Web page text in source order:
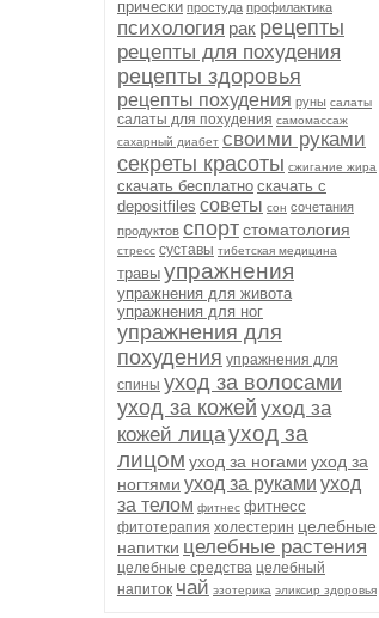
прически простуда профилактика
психология рак рецепты
рецепты для похудения
рецепты здоровья
рецепты похудения руны салаты
салаты для похудения самомассаж
сахарный диабет своими руками
секреты красоты сжигание жира
скачать бесплатно скачать с
depositfiles советы сон сочетания
продуктов спортстоматология
стресс суставы тибетская медицина
травы упражнения
упражнения для живота
упражнения для ног
упражнения для
похудения упражнения для
спины уход за волосами
уход за кожей уход за
кожей лицауход за
лицом уход за ногами уход за
ногтями уход за руками уход
за телом фитнес фитнесс
фитотерапия холестерин целебные
напитки целебные растения
целебные средства целебный
напиток чай эзотерика эликсир здоровья